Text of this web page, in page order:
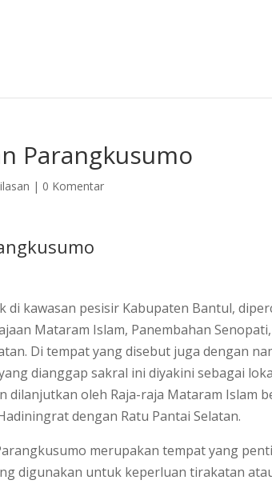
Parangkusumo
| 0 Komentar
kawasan pesisir Kabupaten Bantul,
Mataram Islam, Panembahan
Di tempat yang disebut juga dengan
dianggap sakral ini diyakini sebagai
dilanjutkan oleh Raja-raja Mataram Islam
dengan Ratu Pantai Selatan.
merupakan tempat yang
digunakan untuk keperluan tirakatan